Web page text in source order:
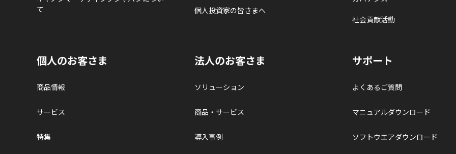
て
個人投資家の皆さまへ
社会貢献活動
個人のお客さま
商品情報
サービス
特集
法人のお客さま
ソリューション
商品・サービス
導入事例
サポート
よくあるご質問
マニュアルダウンロード
ソフトウエアダウンロード